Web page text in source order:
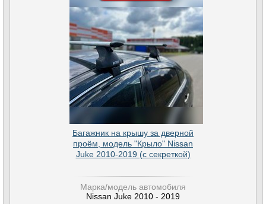
Багажник на крышу за дверной
проём, модель "Крыло" Nissan
Juke 2010-2019 (с секреткой)
Марка/модель автомобиля
Nissan Juke 2010 - 2019